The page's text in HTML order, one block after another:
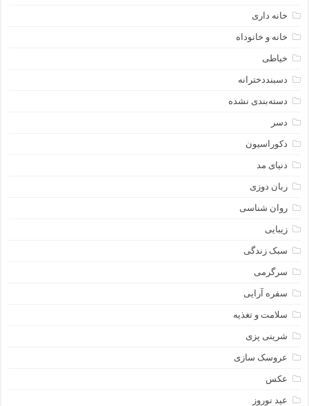
خانه داری
خانه و خانوداه
خیاطی
دسبنددخترانه
دسته‌بندی نشده
دسر
دکوراسیون
دنیای مد
ربان دوزی
روان شناسی
زیبایی
سبک زندگی
سرگرمی
سفره آرایی
سلامت و تغذیه
شرینی پزی
عروسک سازی
عکس
عید نوروز